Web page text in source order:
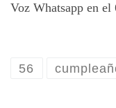
Voz Whatsapp en el
56